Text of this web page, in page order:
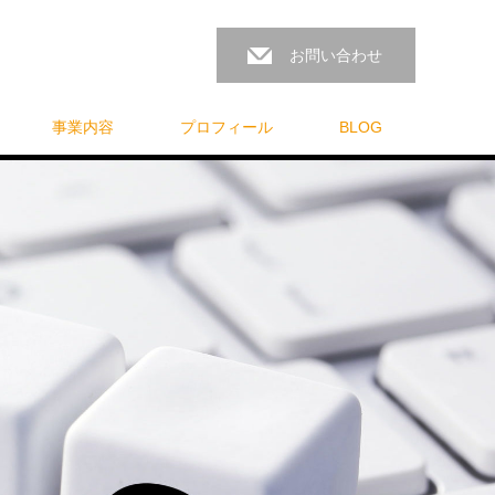
お問い合わせ
事業内容 プロフィール BLOG